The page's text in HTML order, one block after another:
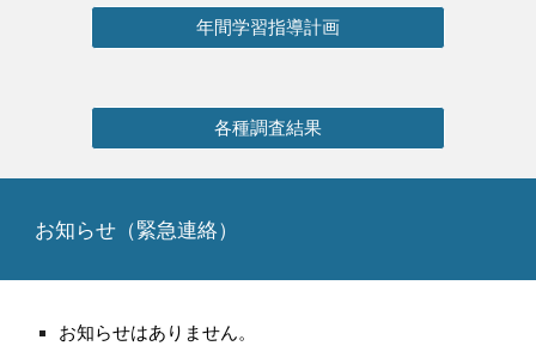
年間学習指導計画
各種調査結果
お知らせ（緊急連絡）
お知らせはありません。